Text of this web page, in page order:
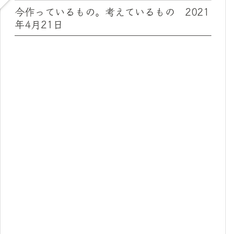
今作っているもの。考えているもの 2021
年4月21日